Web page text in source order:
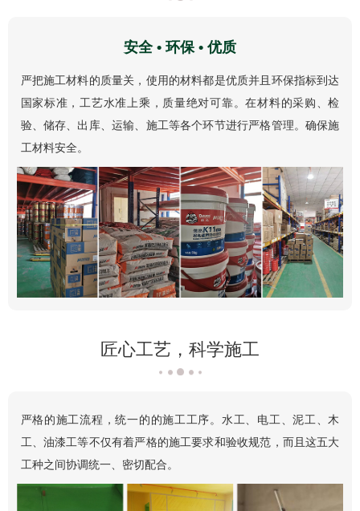
安全 • 环保 • 优质
严把施工材料的质量关，使用的材料都是优质并且环保指标到达
国家标准，工艺水准上乘，质量绝对可靠。在材料的采购、检
验、储存、出库、运输、施工等各个环节进行严格管理。确保施
工材料安全。
匠心工艺，科学施工
严格的施工流程，统一的的施工工序。水工、电工、泥工、木
工、油漆工等不仅有着严格的施工要求和验收规范，而且这五大
工种之间协调统一、密切配合。